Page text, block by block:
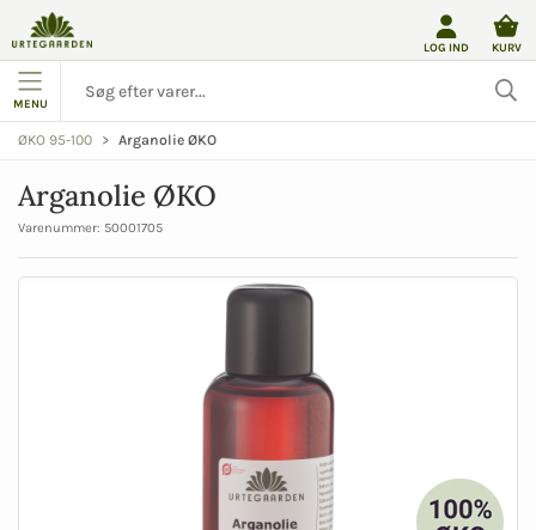
LOG IND KURV
MENU
ØKO 95-100 Arganolie ØKO
Arganolie ØKO
Varenummer: 50001705